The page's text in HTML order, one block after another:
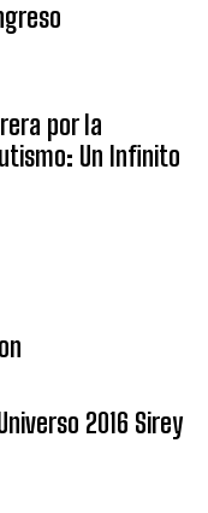
por la
Un Infinito
2016 Sirey